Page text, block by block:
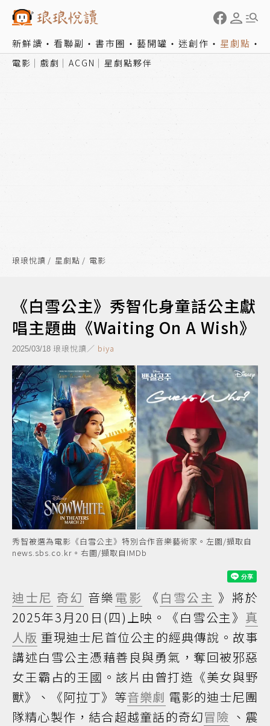
新鮮讀 看聯副 書市圈 藝開罐 迷創作 星劇點
電影 戲劇 ACGN 星劇點夥伴
琅琅悅讀 星劇點 電影
《白雪公主》秀智化身童話公主獻
唱主題曲《Waiting On A Wish》
2025/03/18 琅琅悅讀／ biya
秀智被選為電影《白雪公主》特別合作音樂藝術家。左圖/擷取自
news.sbs.co.kr。右圖/擷取自IMDb
迪士尼 奇幻 音樂電影 《 白雪公主 》將於
2025年3月20日(四)上映。《白雪公主》 真
人版 重現迪士尼首位公主的經典傳說。故事
講述白雪公主憑藉善良與勇氣，奪回被邪惡
女王霸占的王國。該片由曾打造《美女與野
獸》、《阿拉丁》等音樂劇 電影的迪士尼團
隊精心製作，結合超越童話的奇幻冒險 、震